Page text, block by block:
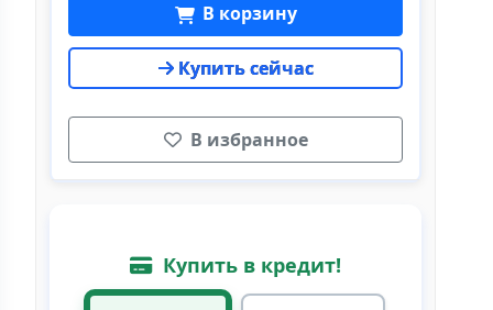
В корзину
Купить сейчас
В избранное
Купить в кредит!